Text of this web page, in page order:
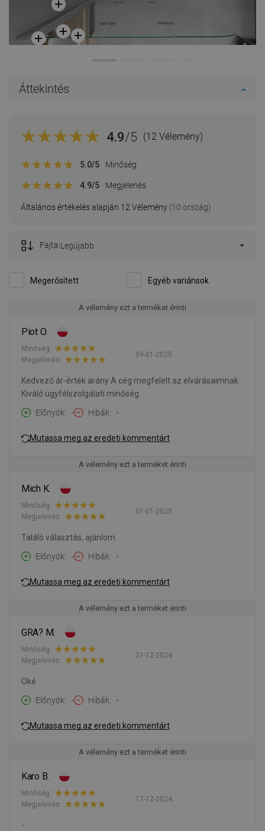
Áttekintés
4.9/5 (12 Vélemény)
Általános értékelés alapján 12 Vélemény (10 ország)
5.0/5 Minőség
4.9/5 Megjelenés
Megerősített Egyéb variánsok
Fajta:Legújabb
A vélemény ezt a terméket érinti
Piot O.
09-01-2025
Minőség:
Megjelenés:
Kedvező ár-érték arány A cég megfelelt az elvárásaimnak
Kiváló ügyfélszolgálati minőség
Előnyök
- Hibák -
Mutassa meg az eredeti kommentárt
A vélemény ezt a terméket érinti
Mich K.
01-01-2025
Minőség:
Megjelenés:
Találó választás, ajánlom
Előnyök
- Hibák -
Mutassa meg az eredeti kommentárt
A vélemény ezt a terméket érinti
GRA? M.
21-12-2024
Minőség:
Megjelenés:
Oké
Előnyök
- Hibák -
Mutassa meg az eredeti kommentárt
A vélemény ezt a terméket érinti
Karo B.
17-12-2024
Minőség:
Megjelenés:
-